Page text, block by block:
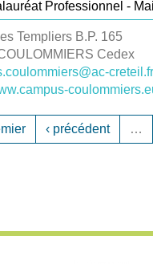
Professionnel -
Templiers B.P. 165
Cedex
creteil.fr
‹ précédent …